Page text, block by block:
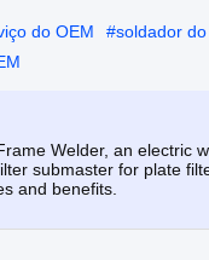
do OEM #soldador
Welder, an electric
submaster for plate
and benefits.